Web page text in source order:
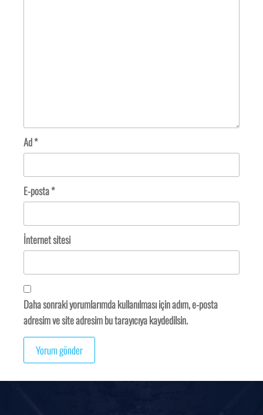
Ad*
E-posta*
İnternet sitesi
Daha sonraki yorumlarımda kullanılması için adım, e-posta
adresim ve site adresim bu tarayıcıya kaydedilsin.